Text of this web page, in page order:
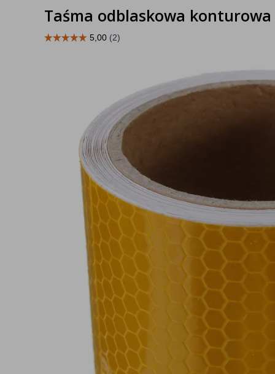
Konfigurator LED
Skompletuj oświetlenie LED do
swojego ciągnika
Lampy
Lampy
Lampy ostrzegawcze
Panele świetlne LED
Opryskiwacze polowe
Oferty
LED
Zestawy oświetlenia
Inne
Często zadawane
Kontakt
Taśma odblaskowa konturowa